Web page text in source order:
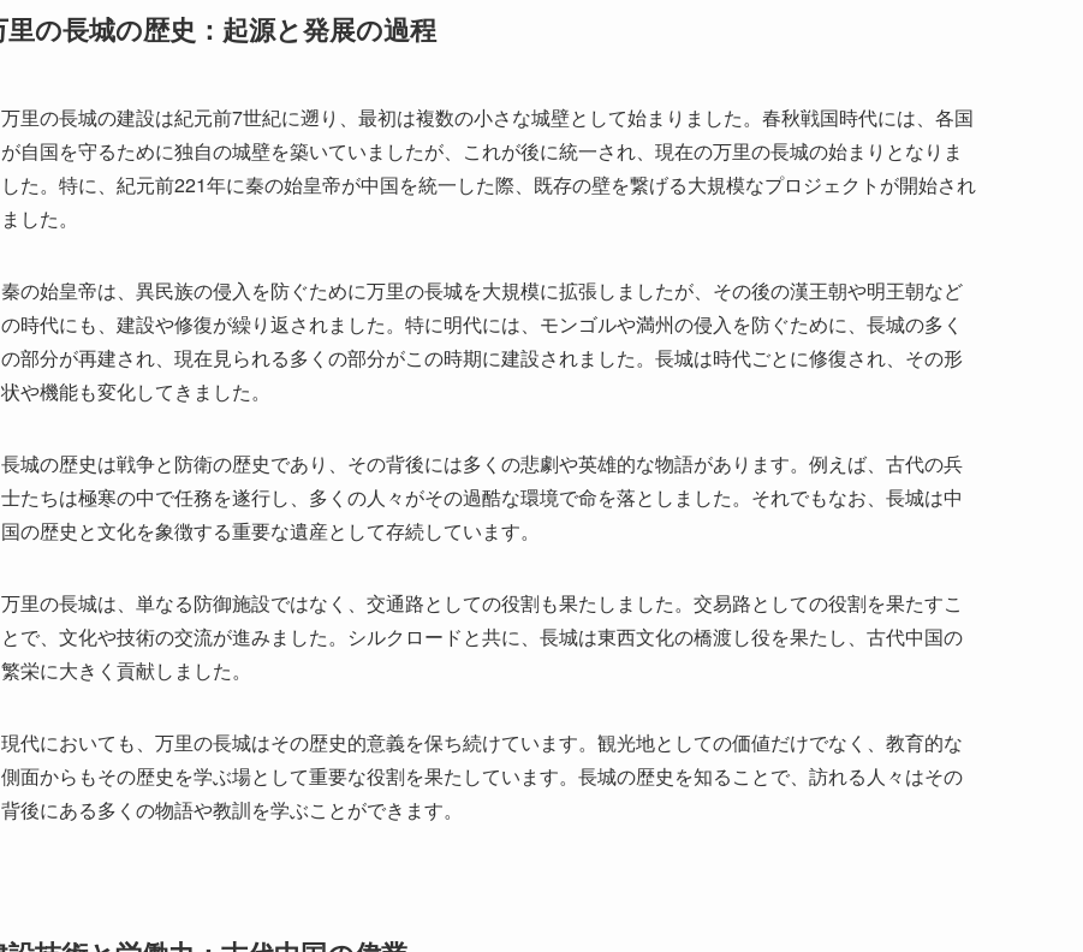
した。特に、紀元前221年に秦の始皇帝が中国を統一した際、既存の壁を繋げる大規模なプロジェクトが開始され
ました。
秦の始皇帝は、異民族の侵入を防ぐために万里の長城を大規模に拡張しましたが、その後の漢王朝や明王朝など
の時代にも、建設や修復が繰り返されました。特に明代には、モンゴルや満州の侵入を防ぐために、長城の多く
の部分が再建され、現在見られる多くの部分がこの時期に建設されました。長城は時代ごとに修復され、その形
状や機能も変化してきました。
長城の歴史は戦争と防衛の歴史であり、その背後には多くの悲劇や英雄的な物語があります。例えば、古代の兵
士たちは極寒の中で任務を遂行し、多くの人々がその過酷な環境で命を落としました。それでもなお、長城は中
国の歴史と文化を象徴する重要な遺産として存続しています。
とで、文化や技術の交流が進みました。シルクロードと共に、長城は東西文化の橋渡し役を果たし、古代中国の
繁栄に大きく貢献しました。
側面からもその歴史を学ぶ場として重要な役割を果たしています。長城の歴史を知ることで、訪れる人々はその
背後にある多くの物語や教訓を学ぶことができます。
建設技術と労働力：古代中国の偉業
が使われ、さらに堅固な構造が実現されました。このような技術進歩により、長城はより耐久性を持ち、侵略者